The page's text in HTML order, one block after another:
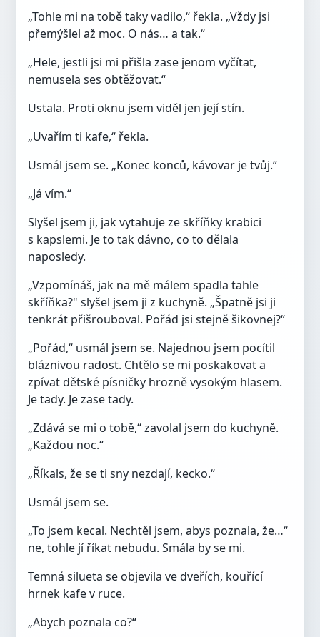
„Tohle mi na tobě taky vadilo,“ řekla. „Vždy jsi
přemýšlel až moc. O nás… a tak.“
„Hele, jestli jsi mi přišla zase jenom vyčítat,
nemusela ses obtěžovat.“
Ustala. Proti oknu jsem viděl jen její stín.
„Uvařím ti kafe,“ řekla.
Usmál jsem se. „Konec konců, kávovar je tvůj.“
„Já vím.“
Slyšel jsem ji, jak vytahuje ze skříňky krabici
s kapslemi. Je to tak dávno, co to dělala
naposledy.
„Vzpomínáš, jak na mě málem spadla tahle
skříňka?" slyšel jsem ji z kuchyně. „Špatně jsi ji
tenkrát přišrouboval. Pořád jsi stejně šikovnej?“
„Pořád,“ usmál jsem se. Najednou jsem pocítil
bláznivou radost. Chtělo se mi poskakovat a
zpívat dětské písničky hrozně vysokým hlasem.
Je tady. Je zase tady.
„Zdává se mi o tobě,“ zavolal jsem do kuchyně.
„Každou noc.“
„Říkals, že se ti sny nezdají, kecko.“
Usmál jsem se.
„To jsem kecal. Nechtěl jsem, abys poznala, že…“
ne, tohle jí říkat nebudu. Smála by se mi.
Temná silueta se objevila ve dveřích, kouřící
hrnek kafe v ruce.
„Abych poznala co?“